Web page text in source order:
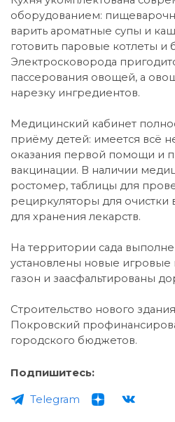
оборудованием:
варить ароматные супы и
готовить паровые котлеты и
Электросковорода
пассерования овощей, а
нарезку ингредиентов.
Медицинский кабинет
приёму детей: имеется всё
оказания первой помощи и
вакцинации. В наличии
ростомер, таблицы для
рециркуляторы для очистки
для хранения лекарств.
На территории сада
установлены новые игровые
газон и заасфальтированы
Строительство нового
Покровский
городского бюджетов.
Подпишитесь:
Telegram